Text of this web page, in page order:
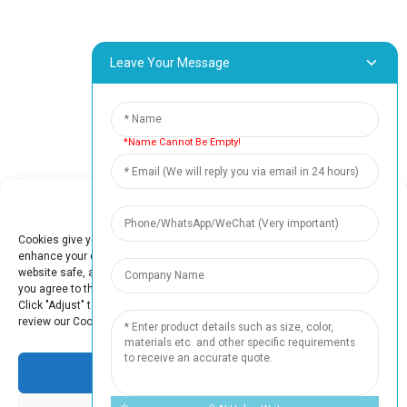
연락처 정보
드 혁신 공원 B-29 블록, 우편번호 516157
fannie@hzdlpack.com
+86 13410678885
이메일 주소를 입력하시면 최신 정보 플랜을 보내드리겠습니다.
문의하기
저작권 © 2023 후이저우 신딩리 포장 유한회사. 모든 권리 보
Leave Your Message
*Name Cannot Be Empty!
Manage Cookie Consent
Cookies give you a personalized experience. Cookie files help us to
enhance your experience using our website, simplify navigation, keep our
website safe, and assist in our marketing efforts. By clicking "Accept",
you agree to the storing of cookies on your device for these purposes.
Click "Adjust" to adjust your cookie preferences. For more information,
review our Cookies Policy.